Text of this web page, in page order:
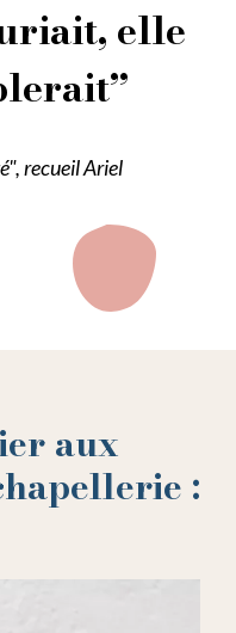
elle
recueil Ariel
aux
: